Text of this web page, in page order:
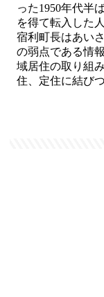
った1950年代半
を得て転入した
宿利町長はあい
の弱点である情
域居住の取り組
住、定住に結び